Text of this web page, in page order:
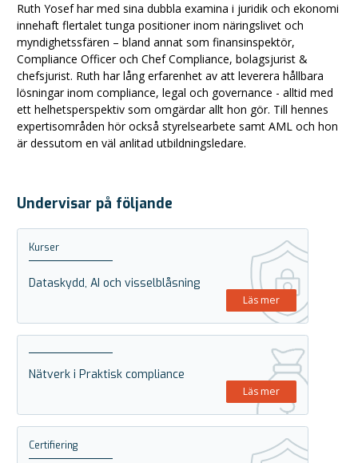
Ruth Yosef har med sina dubbla examina i juridik och ekonomi
innehaft flertalet tunga positioner inom näringslivet och
myndighetssfären – bland annat som finansinspektör,
Compliance Officer och Chef Compliance, bolagsjurist &
chefsjurist. Ruth har lång erfarenhet av att leverera hållbara
lösningar inom compliance, legal och governance - alltid med
ett helhetsperspektiv som omgärdar allt hon gör. Till hennes
expertisområden hör också styrelsearbete samt AML och hon
är dessutom en väl anlitad utbildningsledare.
Undervisar på följande
Kurser
Dataskydd, AI och visselblåsning
Läs mer
Nätverk i Praktisk compliance
Läs mer
Certifiering